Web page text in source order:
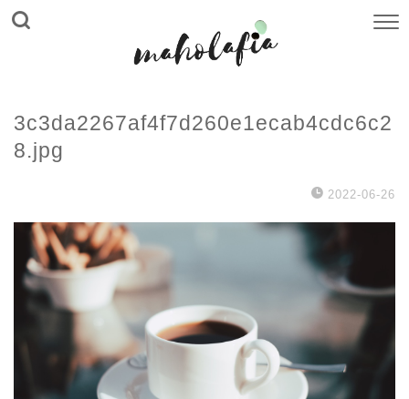
3c3da2267af4f7d260e1ecab4cdc6c2
8.jpg
2022-06-26